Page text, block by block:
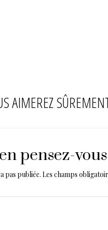
AIMEREZ
pensez-
pas publiée. Les champs